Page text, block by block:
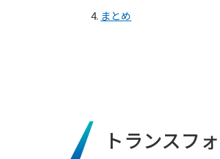
4. まとめ
トランスフ